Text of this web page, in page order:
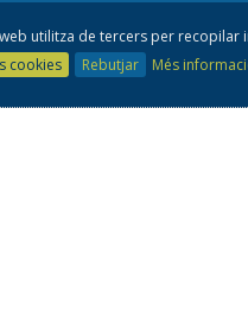
utilitza de tercers per recopilar
cookies
Rebutjar Més